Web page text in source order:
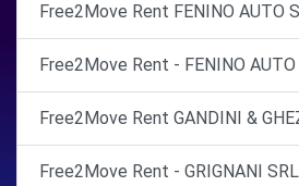
Free2Move Rent FENINO AUTO
Free2Move Rent - FENINO AUTO
Free2Move Rent GANDINI &
Free2Move Rent - GRIGNANI